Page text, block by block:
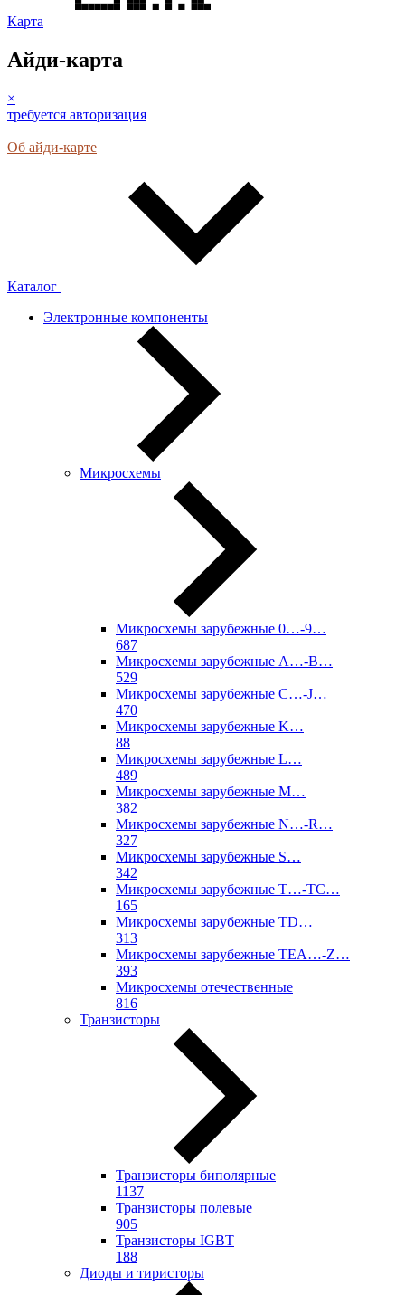
Карта
Айди-карта
×
требуется авторизация
Об айди-карте
Каталог
Электронные компоненты
Микросхемы
Микросхемы зарубежные 0…-9…
687
Микросхемы зарубежные A…-B…
529
Микросхемы зарубежные C…-J…
470
Микросхемы зарубежные K…
88
Микросхемы зарубежные L…
489
Микросхемы зарубежные M…
382
Микросхемы зарубежные N…-R…
327
Микросхемы зарубежные S…
342
Микросхемы зарубежные T…-TC…
165
Микросхемы зарубежные TD…
313
Микросхемы зарубежные TEA…-Z…
393
Микросхемы отечественные
816
Транзисторы
Транзисторы биполярные
1137
Транзисторы полевые
905
Транзисторы IGBT
188
Диоды и тиристоры